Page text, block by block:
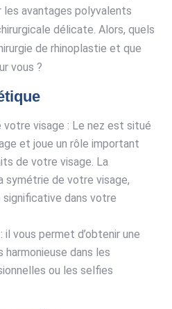
avantages polyvalents
délicate. Alors, quels
de rhinoplastie et que
vous ?
votre visage : Le nez est situé
et joue un rôle important
de votre visage. La
symétrie de votre visage,
dans votre
vous permet d’obtenir une
dans les
ou les selfies